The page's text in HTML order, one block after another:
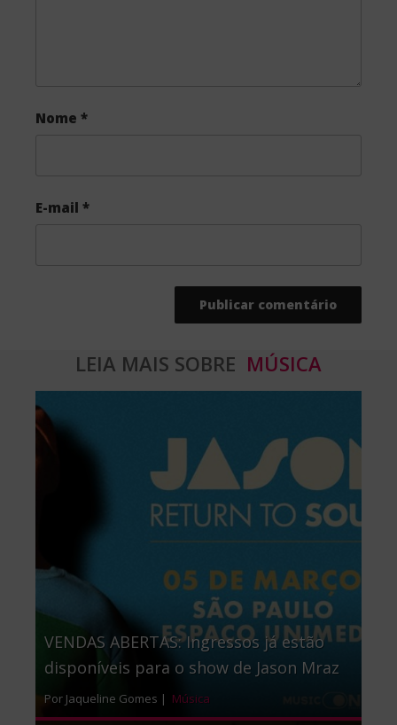
Nome *
E-mail *
LEIA MAIS SOBRE MÚSICA
VENDAS ABERTAS: Ingressos já estão
disponíveis para o show de Jason Mraz
Por Jaqueline Gomes | Música